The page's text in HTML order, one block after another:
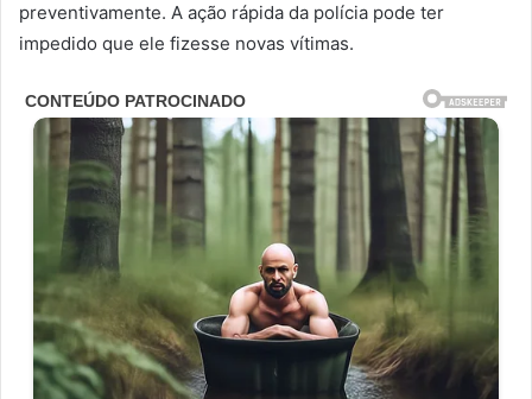
preventivamente. A ação rápida da polícia pode ter
impedido que ele fizesse novas vítimas.